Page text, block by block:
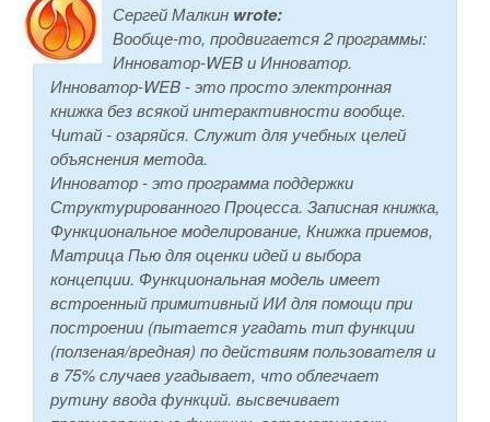
Сергей Малкин wrote:
Вообще-то, продвигается 2 программы:
Инноватор-WEB и Инноватор.
Инноватор-WEB - это просто электронная
книжка без всякой интерактивности вообще.
Читай - озаряйся. Служит для учебных целей
объяснения метода.
Инноватор - это программа поддержки
Структурированного Процесса. Записная книжка,
Функциональное моделирование, Книжка приемов,
Матрица Пью для оценки идей и выбора
концепции. Функциональная модель имеет
встроенный примитивный ИИ для помощи при
построении (пытается угадать тип функции
(ползеная/вредная) по действиям пользователя и
в 75% случаев угадывает, что облегчает
рутину ввода функций. высвечивает